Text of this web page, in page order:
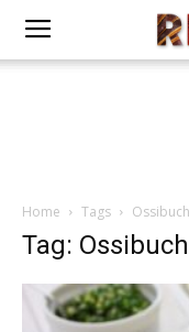
Home Tags
Tag: